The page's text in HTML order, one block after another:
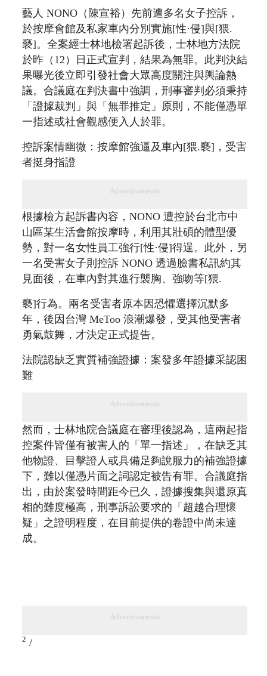
藝人 NONO（陳宣裕）先前遭多名女子控訴，
於按摩會館及私家車內分別實施[性·侵]與[猥.
褻]。全案經士林地檢署起訴後，士林地方法院
於昨（12）日正式宣判，結果為無罪。此判決結
果曝光後立即引發社會大眾高度關注與輿論熱
議。合議庭在判決書中強調，刑事審判必須秉持
「證據裁判」與「無罪推定」原則，不能僅憑單
一指述或社會觀感便入人於罪。
控訴案情幽微：按摩館強逼及車內[猥.褻]，受害
者挺身指證
Advertisements
根據檢方起訴書內容，NONO 遭控於台北市中
山區某生活會館按摩時，利用其壯碩的體型優
勢，對一名女性員工強行[性·侵]得逞。此外，另
一名受害女子則控訴 NONO 透過臉書私訊約其
見面後，在車內對其進行襲胸、強吻等[猥.
褻]行為。兩名受害者原本因恐懼選擇沉默多
年，後因台灣 MeToo 浪潮爆發，受其他受害者
勇氣鼓舞，才決定正式提告。
法院認缺乏實質補強證據：案發多年證據采認困
難
Advertisements
然而，士林地院合議庭在審理後認為，這兩起指
控案件皆僅有被害人的「單一指述」，在缺乏其
他物證、目擊證人或具備足夠說服力的補強證據
下，難以僅憑片面之詞認定被告有罪。合議庭指
出，由於案發時間距今已久，證據搜集與還原真
相的難度極高，刑事訴訟要求的「超越合理懷
疑」之證明程度，在目前提供的卷證中尚未達
成。
Advertisements
2 /